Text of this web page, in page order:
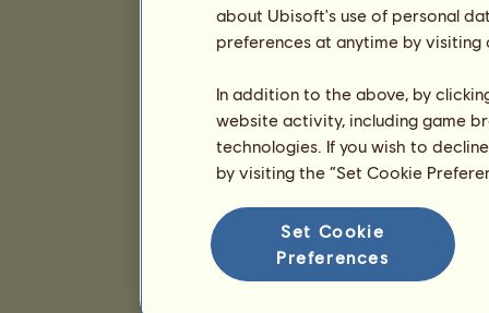
about Ubisoft's use of personal
preferences at anytime by
In addition to the above, by
website activity, including game
technologies. If you wish to
by visiting the “Set Cookie
Set Cookie
Preferences